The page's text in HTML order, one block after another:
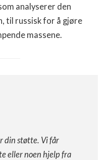
analyserer den
til russisk for å gjøre
massene.
din støtte. Vi får
eller noen hjelp fra